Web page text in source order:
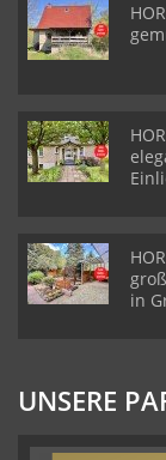
in
UNSERE